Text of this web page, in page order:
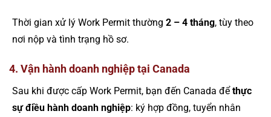
Thời gian xử lý Work Permit thường 2 – 4 tháng, tùy theo
nơi nộp và tình trạng hồ sơ.
4. Vận hành doanh nghiệp tại Canada
Sau khi được cấp Work Permit, bạn đến Canada đểthực
sự điều hành doanh nghiệp: ký hợp đồng, tuyển nhân